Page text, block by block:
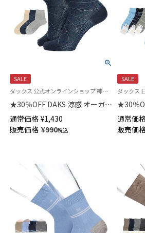
SALE
ダックス 公式オンラインショップ 紳士 靴下
★30％OFF DAKS 涼感 オーガニ
ック綿麻混 ステッチダイヤ 履
き口ゆったり ショート丈 メン
ズカジュアル ソックス
通常価格 ¥1,430
販売価格 ¥990税込
SALE
★30％
り ソフ
ロゴ＆
ンズ カ
通常価
販売価